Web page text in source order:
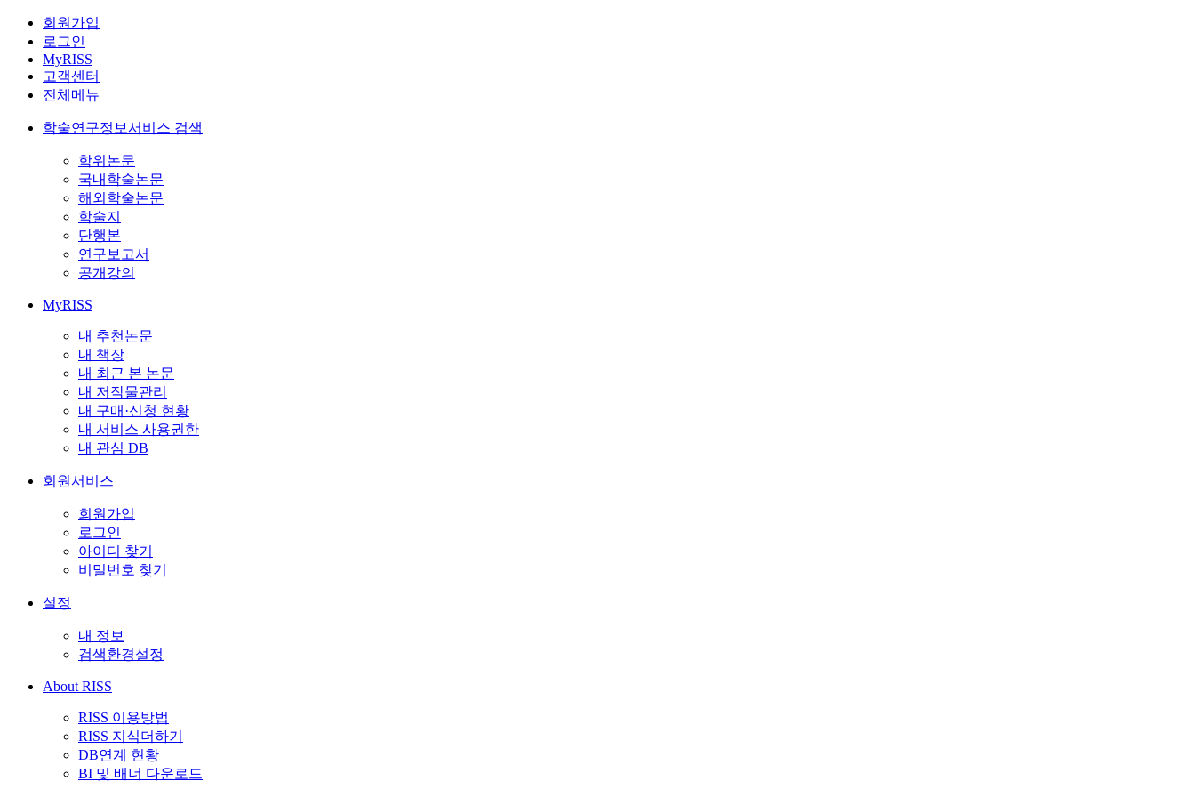
회원가입
로그인
MyRISS
고객센터
전체메뉴
학술연구정보서비스 검색
학위논문
국내학술논문
해외학술논문
학술지
단행본
연구보고서
공개강의
MyRISS
내 추천논문
내 책장
내 최근 본 논문
내 저작물관리
내 구매·신청 현황
내 서비스 사용권한
내 관심 DB
회원서비스
회원가입
로그인
아이디 찾기
비밀번호 찾기
설정
내 정보
검색환경설정
About RISS
RISS 이용방법
RISS 지식더하기
DB연계 현황
BI 및 배너 다운로드